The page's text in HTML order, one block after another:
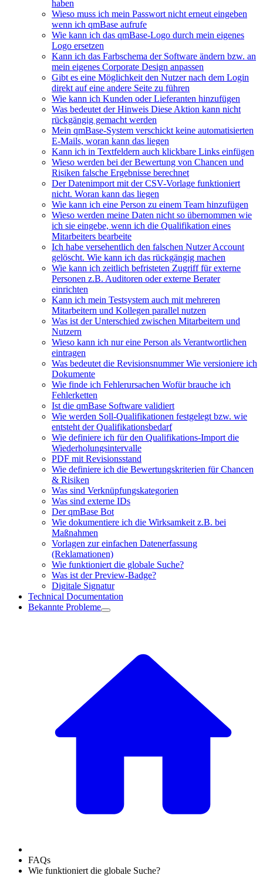
haben
Wieso muss ich mein Passwort nicht erneut eingeben
wenn ich qmBase aufrufe
Wie kann ich das qmBase-Logo durch mein eigenes
Logo ersetzen
Kann ich das Farbschema der Software ändern bzw. an
mein eigenes Corporate Design anpassen
Gibt es eine Möglichkeit den Nutzer nach dem Login
direkt auf eine andere Seite zu führen
Wie kann ich Kunden oder Lieferanten hinzufügen
Was bedeutet der Hinweis Diese Aktion kann nicht
rückgängig gemacht werden
Mein qmBase-System verschickt keine automatisierten
E-Mails, woran kann das liegen
Kann ich in Textfeldern auch klickbare Links einfügen
Wieso werden bei der Bewertung von Chancen und
Risiken falsche Ergebnisse berechnet
Der Datenimport mit der CSV-Vorlage funktioniert
nicht. Woran kann das liegen
Wie kann ich eine Person zu einem Team hinzufügen
Wieso werden meine Daten nicht so übernommen wie
ich sie eingebe, wenn ich die Qualifikation eines
Mitarbeiters bearbeite
Ich habe versehentlich den falschen Nutzer Account
gelöscht. Wie kann ich das rückgängig machen
Wie kann ich zeitlich befristeten Zugriff für externe
Personen z.B. Auditoren oder externe Berater
einrichten
Kann ich mein Testsystem auch mit mehreren
Mitarbeitern und Kollegen parallel nutzen
Was ist der Unterschied zwischen Mitarbeitern und
Nutzern
Wieso kann ich nur eine Person als Verantwortlichen
eintragen
Was bedeutet die Revisionsnummer Wie versioniere ich
Dokumente
Wie finde ich Fehlerursachen Wofür brauche ich
Fehlerketten
Ist die qmBase Software validiert
Wie werden Soll-Qualifikationen festgelegt bzw. wie
entsteht der Qualifikationsbedarf
Wie definiere ich für den Qualifikations-Import die
Wiederholungsintervalle
PDF mit Revisionsstand
Wie definiere ich die Bewertungskriterien für Chancen
& Risiken
Was sind Verknüpfungskategorien
Was sind externe IDs
Der qmBase Bot
Wie dokumentiere ich die Wirksamkeit z.B. bei
Maßnahmen
Vorlagen zur einfachen Datenerfassung
(Reklamationen)
Wie funktioniert die globale Suche?
Was ist der Preview-Badge?
Digitale Signatur
Technical Documentation
Bekannte Probleme
FAQs
Wie funktioniert die globale Suche?